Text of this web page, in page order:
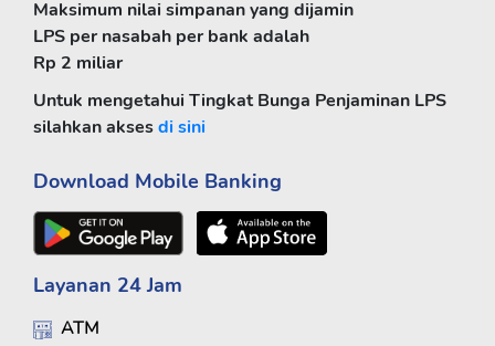
Maksimum nilai simpanan yang dijamin
LPS per nasabah per bank adalah
Rp 2 miliar
Untuk mengetahui Tingkat Bunga Penjaminan LPS
silahkan aksesdi sini
Download Mobile Banking
Layanan 24 Jam
ATM